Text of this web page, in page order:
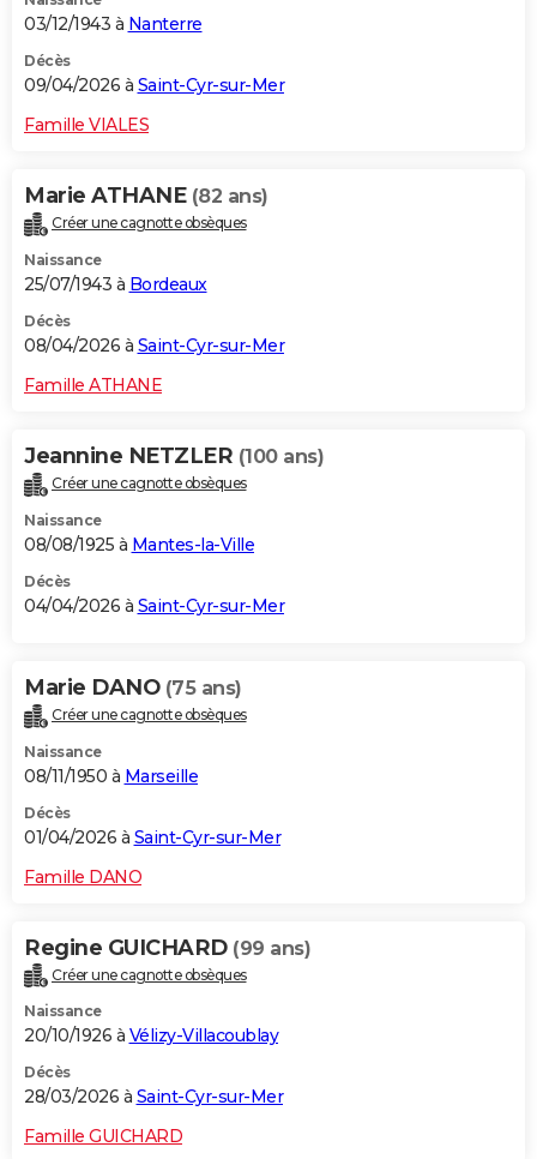
03/12/1943 à Nanterre
Décès
09/04/2026 à Saint-Cyr-sur-Mer
Famille VIALES
Marie ATHANE (82 ans)
Créer une cagnotte obsèques
Naissance
25/07/1943 à Bordeaux
Décès
08/04/2026 à Saint-Cyr-sur-Mer
Famille ATHANE
Jeannine NETZLER (100 ans)
Créer une cagnotte obsèques
Naissance
08/08/1925 à Mantes-la-Ville
Décès
04/04/2026 à Saint-Cyr-sur-Mer
Marie DANO (75 ans)
Créer une cagnotte obsèques
Naissance
08/11/1950 à Marseille
Décès
01/04/2026 à Saint-Cyr-sur-Mer
Famille DANO
Regine GUICHARD (99 ans)
Créer une cagnotte obsèques
Naissance
20/10/1926 à Vélizy-Villacoublay
Décès
28/03/2026 à Saint-Cyr-sur-Mer
Famille GUICHARD